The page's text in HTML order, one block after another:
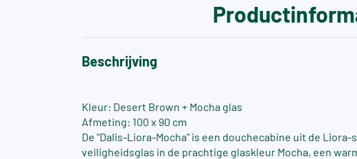
Beschrijving
Kleur: Desert Brown + Mocha glas
Afmeting: 100 x 90 cm
De "Dalis-Liora-Mocha" is een douchecabine uit de
veiligheidsglas in de prachtige glaskleur Mocha, een